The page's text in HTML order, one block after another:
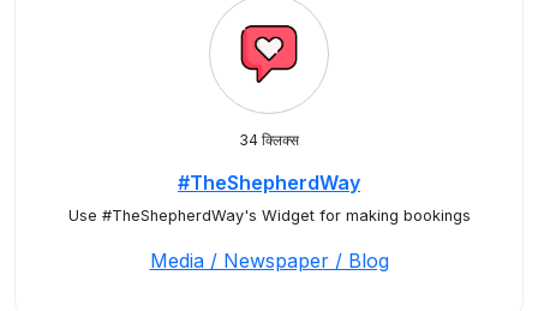
34 क्लिक्स
#TheShepherdWay
Use #TheShepherdWay's Widget for making bookings
Media / Newspaper / Blog